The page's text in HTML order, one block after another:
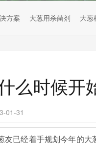
方案 大葱用杀菌剂 大葱
么时候开
01-31
友已经着手规划今年的